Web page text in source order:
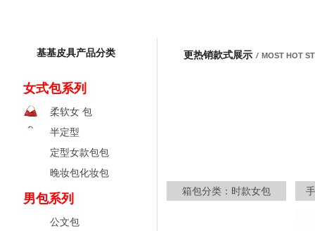
基基皮具产品分类
女式包系列
柔软女 包
半定型
定型女款包包
晚妆包化妆包
男包系列
公文包
更热销款式展示 / MOST HOT
箱包分类：时款女包